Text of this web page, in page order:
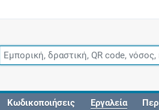
Κωδικοποιήσεις Εργαλεία